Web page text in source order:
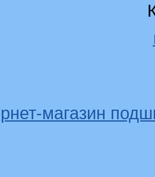
магазин